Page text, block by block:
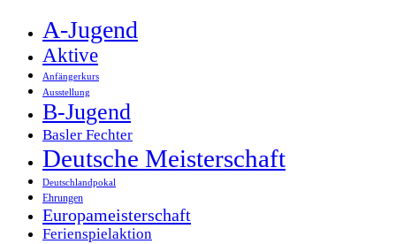
A-Jugend
Aktive
Anfängerkurs
Ausstellung
B-Jugend
Basler Fechter
Deutsche Meisterschaft
Deutschlandpokal
Ehrungen
Europameisterschaft
Ferienspielaktion